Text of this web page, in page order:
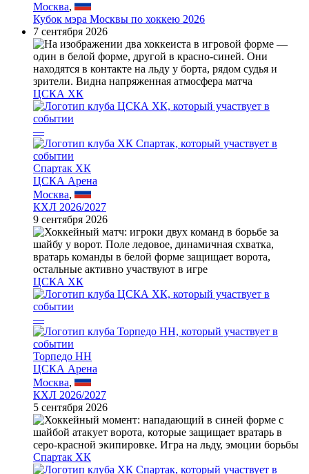
Москва,
Кубок мэра Москвы по хоккею 2026
7 сентября 2026
ЦСКА ХК
—
Спартак ХК
ЦСКА Арена
Москва,
КХЛ 2026/2027
9 сентября 2026
ЦСКА ХК
—
Торпедо НН
ЦСКА Арена
Москва,
КХЛ 2026/2027
5 сентября 2026
Спартак ХК